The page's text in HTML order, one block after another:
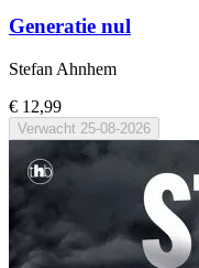
Generatie nul
Stefan Ahnhem
€ 12,99
Verwacht 25-08-2026